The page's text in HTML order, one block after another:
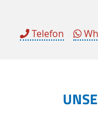
Telefon